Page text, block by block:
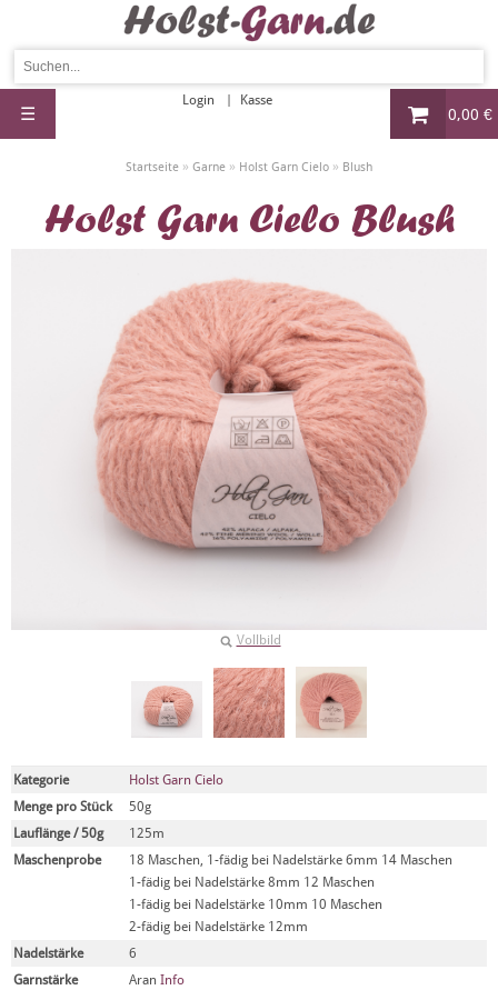
0,00 €
Login Kasse
☰
Startseite » Garne » Holst Garn Cielo » Blush
Holst Garn Cielo Blush
Vollbild
Kategorie
Holst Garn Cielo
Menge pro Stück
50g
Lauflänge / 50g
125m
Maschenprobe
18 Maschen, 1-fädig bei Nadelstärke 6mm 14 Maschen
1-fädig bei Nadelstärke 8mm 12 Maschen
1-fädig bei Nadelstärke 10mm 10 Maschen
2-fädig bei Nadelstärke 12mm
Nadelstärke
6
Garnstärke
Aran Info